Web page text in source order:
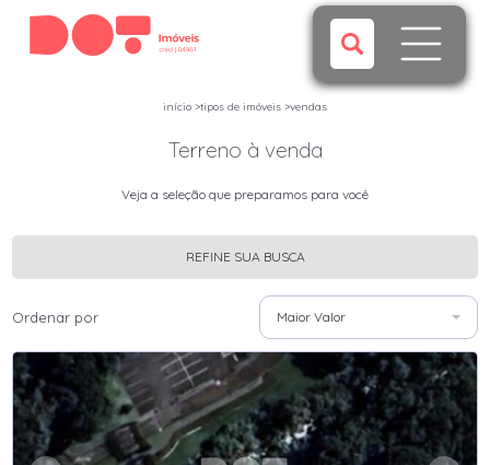
início >tipos de imóveis >vendas
Terreno à venda
Veja a seleção que preparamos para você
REFINE SUA BUSCA
Ordenar por Maior Valor